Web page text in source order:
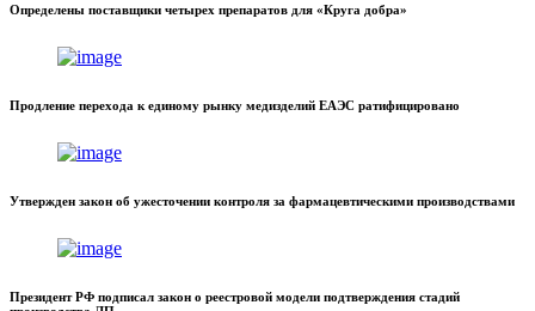
Определены поставщики четырех препаратов для «Круга добра»
Продление перехода к единому рынку медизделий ЕАЭС ратифицировано
Утвержден закон об ужесточении контроля за фармацевтическими производствами
Президент РФ подписал закон о реестровой модели подтверждения стадий